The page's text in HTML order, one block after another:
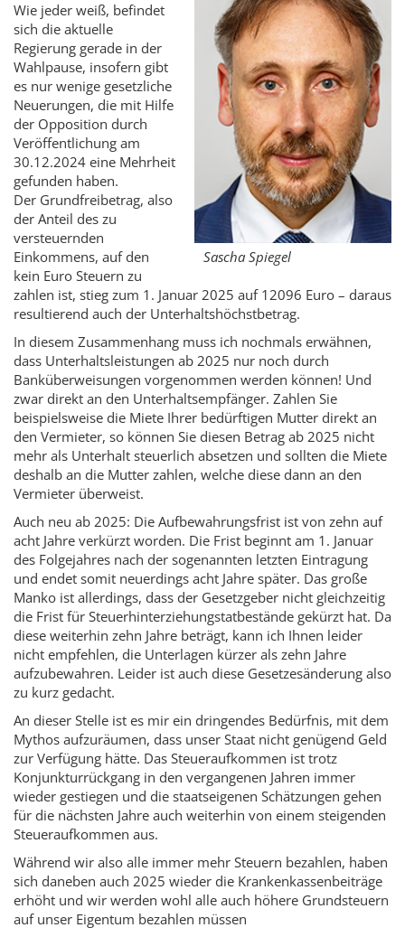
Sascha Spiegel
Wie jeder weiß, befindet
sich die aktuelle
Regierung gerade in der
Wahlpause, insofern gibt
es nur wenige gesetzliche
Neuerungen, die mit Hilfe
der Opposition durch
Veröffentlichung am
30.12.2024 eine Mehrheit
gefunden haben.
Der Grundfreibetrag, also
der Anteil des zu
versteuernden
Einkommens, auf den
kein Euro Steuern zu
zahlen ist, stieg zum 1. Januar 2025 auf 12096 Euro – daraus
resultierend auch der Unterhaltshöchstbetrag.
In diesem Zusammenhang muss ich nochmals erwähnen,
dass Unterhaltsleistungen ab 2025 nur noch durch
Banküberweisungen vorgenommen werden können! Und
zwar direkt an den Unterhaltsempfänger. Zahlen Sie
beispielsweise die Miete Ihrer bedürftigen Mutter direkt an
den Vermieter, so können Sie diesen Betrag ab 2025 nicht
mehr als Unterhalt steuerlich absetzen und sollten die Miete
deshalb an die Mutter zahlen, welche diese dann an den
Vermieter überweist.
Auch neu ab 2025: Die Aufbewahrungsfrist ist von zehn auf
acht Jahre verkürzt worden. Die Frist beginnt am 1. Januar
des Folgejahres nach der sogenannten letzten Eintragung
und endet somit neuerdings acht Jahre später. Das große
Manko ist allerdings, dass der Gesetzgeber nicht gleichzeitig
die Frist für Steuerhinterziehungstatbestände gekürzt hat. Da
diese weiterhin zehn Jahre beträgt, kann ich Ihnen leider
nicht empfehlen, die Unterlagen kürzer als zehn Jahre
aufzubewahren. Leider ist auch diese Gesetzesänderung also
zu kurz gedacht.
An dieser Stelle ist es mir ein dringendes Bedürfnis, mit dem
Mythos aufzuräumen, dass unser Staat nicht genügend Geld
zur Verfügung hätte. Das Steueraufkommen ist trotz
Konjunkturrückgang in den vergangenen Jahren immer
wieder gestiegen und die staatseigenen Schätzungen gehen
für die nächsten Jahre auch weiterhin von einem steigenden
Steueraufkommen aus.
Während wir also alle immer mehr Steuern bezahlen, haben
sich daneben auch 2025 wieder die Krankenkassenbeiträge
erhöht und wir werden wohl alle auch höhere Grundsteuern
auf unser Eigentum bezahlen müssen